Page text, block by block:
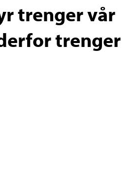
trenger vår
trenger